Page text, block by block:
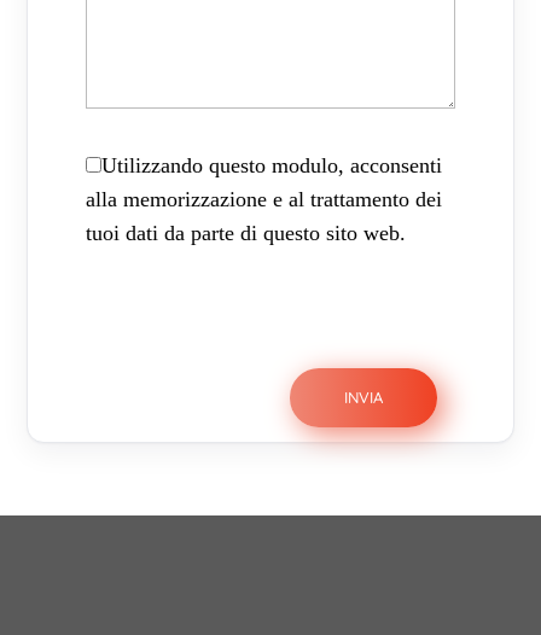
Utilizzando questo modulo, acconsenti
alla memorizzazione e al trattamento dei
tuoi dati da parte di questo sito web.